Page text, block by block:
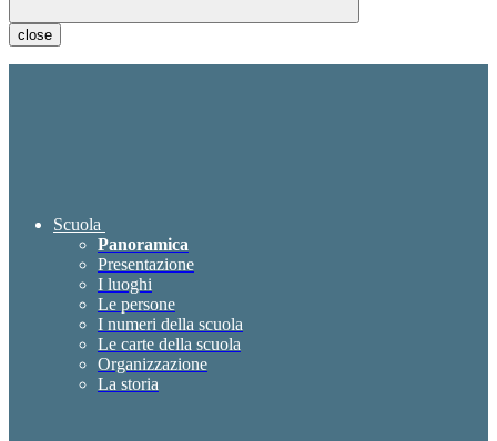
close
Scuola
Panoramica
Presentazione
I luoghi
Le persone
I numeri della scuola
Le carte della scuola
Organizzazione
La storia